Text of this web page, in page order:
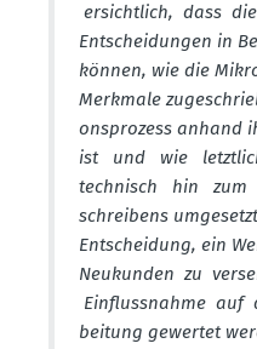
ersichtlich, dass
Entschei­dungen in
können, wie die
Merkmale
ons­prozess anhand
ist und wie
technisch hin zum
schreibens
Entscheidung, ein
Neukunden zu
Einfluss­nahme
beitung gewertet